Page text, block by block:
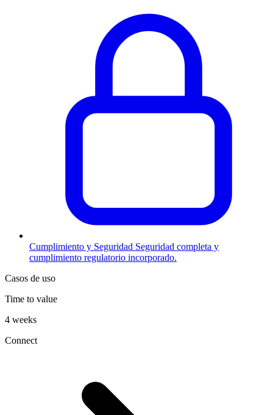
Cumplimiento y Seguridad Seguridad completa y
cumplimiento regulatorio incorporado.
Casos de uso
Time to value
4 weeks
Connect